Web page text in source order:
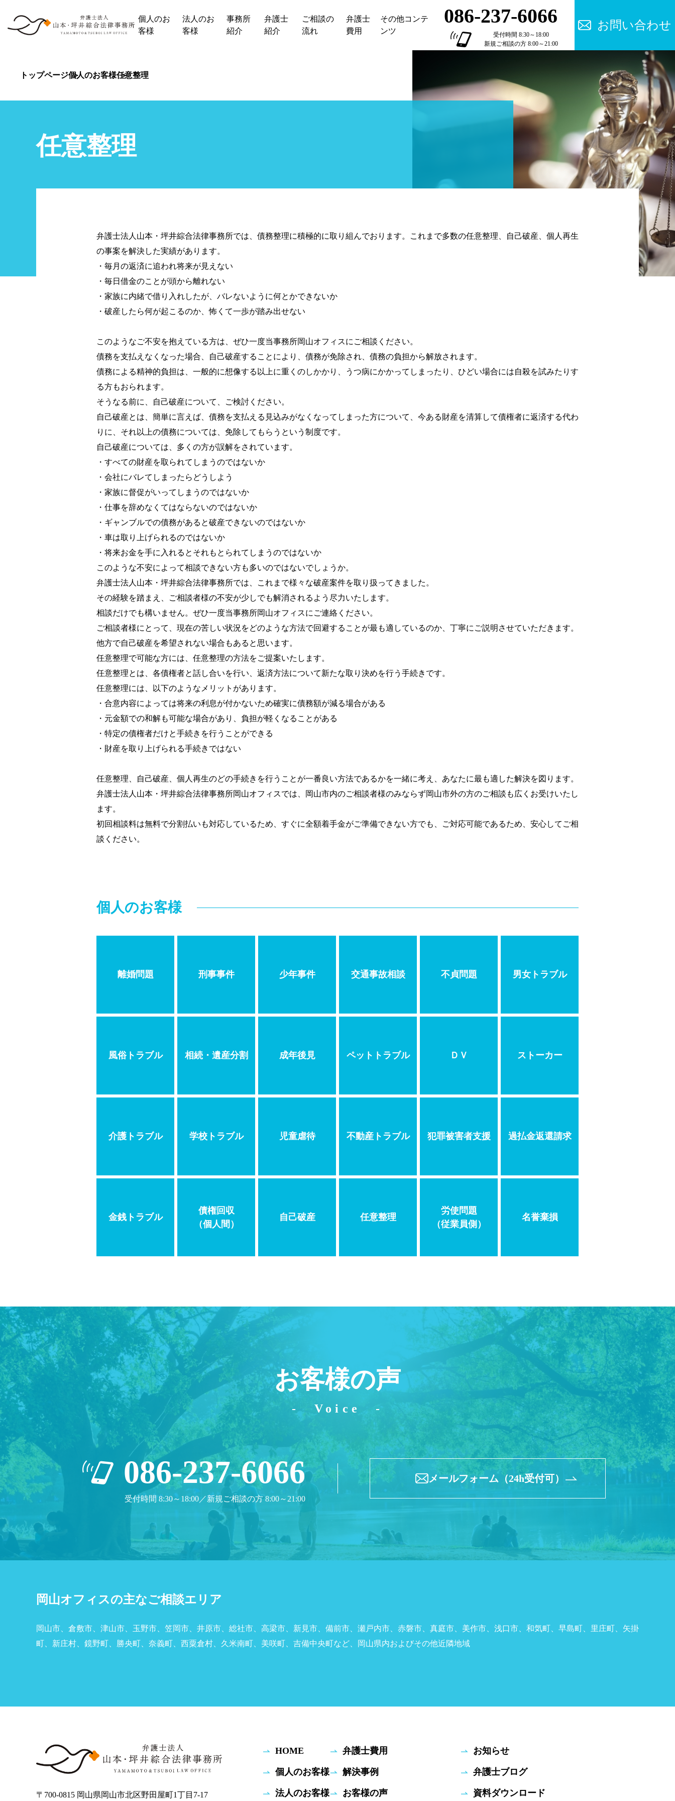
個人のお
客様
法人のお
客様
事務所
紹介
弁護士
紹介
ご相談の
流れ
弁護士
費用
その他コンテ
ンツ
086-237-6066
受付時間 8:30～18:00
新規ご相談の方 8:00～21:00
お問い合わせ
トップページ個人のお客様任意整理
任意整理
弁護士法人山本・坪井綜合法律事務所では、債務整理に積極的に取り組んでおります。これまで多数の任意整理、自己破産、個人再生
の事案を解決した実績があります。
・毎月の返済に追われ将来が見えない
・毎日借金のことが頭から離れない
・家族に内緒で借り入れしたが、バレないように何とかできないか
・破産したら何が起こるのか、怖くて一歩が踏み出せない
このようなご不安を抱えている方は、ぜひ一度当事務所岡山オフィスにご相談ください。
債務を支払えなくなった場合、自己破産することにより、債務が免除され、債務の負担から解放されます。
債務による精神的負担は、一般的に想像する以上に重くのしかかり、うつ病にかかってしまったり、ひどい場合には自殺を試みたりす
る方もおられます。
そうなる前に、自己破産について、ご検討ください。
自己破産とは、簡単に言えば、債務を支払える見込みがなくなってしまった方について、今ある財産を清算して債権者に返済する代わ
りに、それ以上の債務については、免除してもらうという制度です。
自己破産については、多くの方が誤解をされています。
・すべての財産を取られてしまうのではないか
・会社にバレてしまったらどうしよう
・家族に督促がいってしまうのではないか
・仕事を辞めなくてはならないのではないか
・ギャンブルでの債務があると破産できないのではないか
・車は取り上げられるのではないか
・将来お金を手に入れるとそれもとられてしまうのではないか
このような不安によって相談できない方も多いのではないでしょうか。
弁護士法人山本・坪井綜合法律事務所では、これまで様々な破産案件を取り扱ってきました。
その経験を踏まえ、ご相談者様の不安が少しでも解消されるよう尽力いたします。
相談だけでも構いません。ぜひ一度当事務所岡山オフィスにご連絡ください。
ご相談者様にとって、現在の苦しい状況をどのような方法で回避することが最も適しているのか、丁寧にご説明させていただきます。
他方で自己破産を希望されない場合もあると思います。
任意整理で可能な方には、任意整理の方法をご提案いたします。
任意整理とは、各債権者と話し合いを行い、返済方法について新たな取り決めを行う手続きです。
任意整理には、以下のようなメリットがあります。
・合意内容によっては将来の利息が付かないため確実に債務額が減る場合がある
・元金額での和解も可能な場合があり、負担が軽くなることがある
・特定の債権者だけと手続きを行うことができる
・財産を取り上げられる手続きではない
任意整理、自己破産、個人再生のどの手続きを行うことが一番良い方法であるかを一緒に考え、あなたに最も適した解決を図ります。
弁護士法人山本・坪井綜合法律事務所岡山オフィスでは、岡山市内のご相談者様のみならず岡山市外の方のご相談も広くお受けいたし
ます。
初回相談料は無料で分割払いも対応しているため、すぐに全額着手金がご準備できない方でも、ご対応可能であるため、安心してご相
談ください。
個人のお客様
離婚問題 刑事事件 少年事件 交通事故相談 不貞問題 男女トラブル
風俗トラブル 相続・遺産分割 成年後見 ペットトラブル ＤＶ ストーカー
介護トラブル 学校トラブル 児童虐待 不動産トラブル 犯罪被害者支援 過払金返還請求
金銭トラブル
債権回収
（個人間）
自己破産 任意整理
労使問題
（従業員側）
名誉棄損
お客様の声
Voice
086-237-6066
受付時間 8:30～18:00／新規ご相談の方 8:00～21:00
メールフォーム（24h受付可）
岡山オフィスの主なご相談エリア
岡山市、倉敷市、津山市、玉野市、笠岡市、井原市、総社市、高梁市、新見市、備前市、瀬戸内市、赤磐市、真庭市、美作市、浅口市、和気町、早島町、里庄町、矢掛
町、新庄村、鏡野町、勝央町、奈義町、西粟倉村、久米南町、美咲町、吉備中央町など、岡山県内およびその他近隣地域
〒700‐0815 岡山県岡山市北区野田屋町1丁目7-17
HOME
個人のお客様
法人のお客様
弁護士費用
解決事例
お客様の声
お知らせ
弁護士ブログ
資料ダウンロード